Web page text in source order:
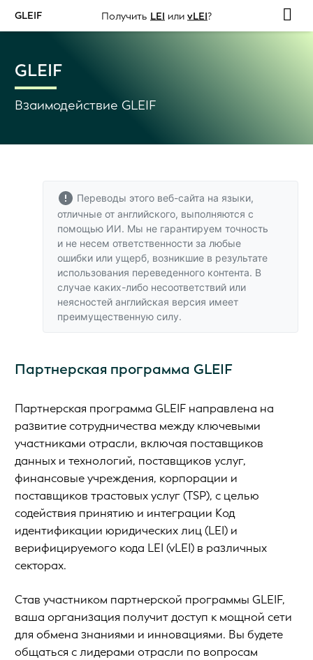
GLEIF Получить LEI или vLEI?
GLEIF
Взаимодействие GLEIF
Переводы этого веб-сайта на языки,
отличные от английского, выполняются с
помощью ИИ. Мы не гарантируем точность
и не несем ответственности за любые
ошибки или ущерб, возникшие в результате
использования переведенного контента. В
случае каких-либо несоответствий или
неясностей английская версия имеет
преимущественную силу.
Партнерская программа GLEIF
Партнерская программа GLEIF направлена на
развитие сотрудничества между ключевыми
участниками отрасли, включая поставщиков
данных и технологий, поставщиков услуг,
финансовые учреждения, корпорации и
поставщиков трастовых услуг (TSP), с целью
содействия принятию и интеграции Код
идентификации юридических лиц (LEI) и
верифицируемого кода LEI (vLEI) в различных
секторах.
Став участником партнерской программы GLEIF,
ваша организация получит доступ к мощной сети
для обмена знаниями и инновациями. Вы будете
общаться с лидерами отрасли по вопросам